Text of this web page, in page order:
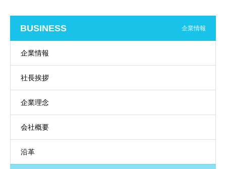
BUSINESS 企業情報
企業情報
社長挨拶
企業理念
会社概要
沿革